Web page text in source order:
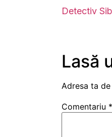
Detectiv
Lasă
Adresa ta
Comentariu *